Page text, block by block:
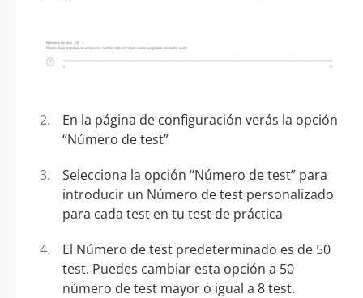
En la página de configuración verás la opción
“Número de test”
Selecciona la opción “Número de test” para
introducir un Número de test personalizado
para cada test en tu test de práctica
El Número de test predeterminado es de 50
test. Puedes cambiar esta opción a 50
número de test mayor o igual a 8 test.